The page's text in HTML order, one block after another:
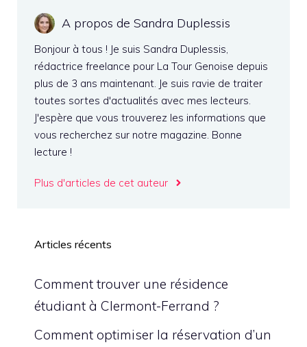
A propos de Sandra Duplessis
Bonjour à tous ! Je suis Sandra Duplessis,
rédactrice freelance pour La Tour Genoise depuis
plus de 3 ans maintenant. Je suis ravie de traiter
toutes sortes d'actualités avec mes lecteurs.
J'espère que vous trouverez les informations que
vous recherchez sur notre magazine. Bonne
lecture !
Plus d'articles de cet auteur
Articles récents
Comment trouver une résidence
étudiant à Clermont-Ferrand ?
Comment optimiser la réservation d’un